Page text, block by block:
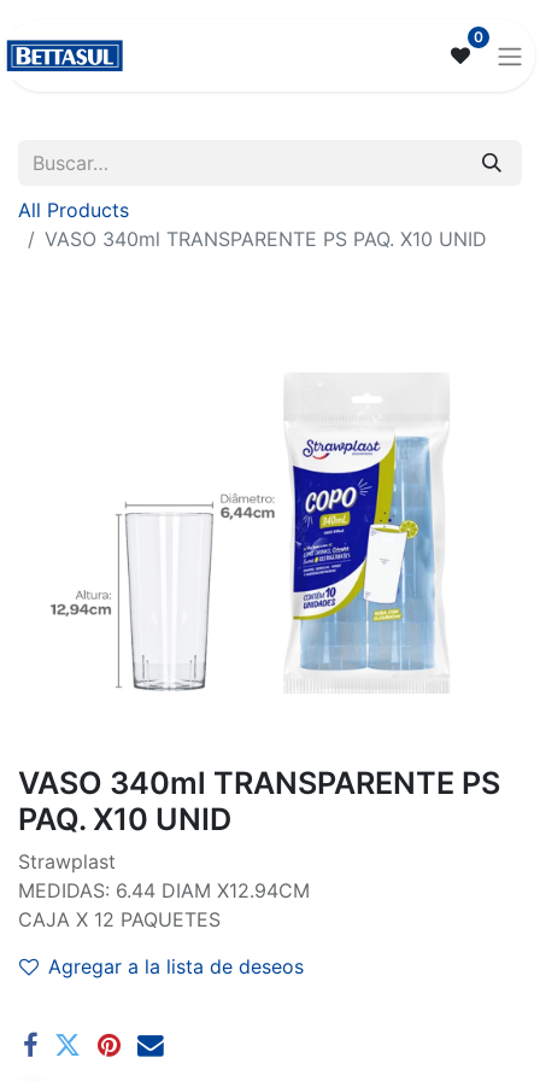
0
All Products
VASO 340ml TRANSPARENTE PS PAQ. X10 UNID
VASO 340ml TRANSPARENTE PS
PAQ. X10 UNID
Strawplast
MEDIDAS: 6.44 DIAM X12.94CM
CAJA X 12 PAQUETES
Agregar a la lista de deseos